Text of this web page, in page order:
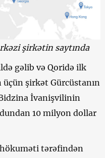
şirkətin saytında
gəlib və Qoridə ilk
şirkət Gürcüstanın
İvanişvilinin
10 milyon dollar
tərəfindən